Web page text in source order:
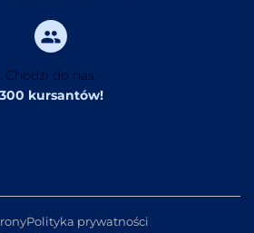
Chodzi do nas:
300 kursantów!
Polityka prywatności